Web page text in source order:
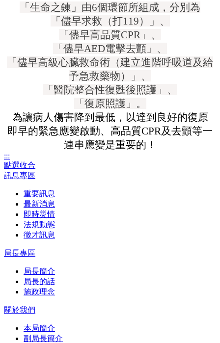
「生命之鍊」由6個環節所組成，分別為
「儘早求救（打119）」、
「儘早高品質CPR 」、
「儘早AED電擊去顫」、
「儘早高級心臟救命術（建立進階呼吸道及給
予急救藥物）」、
「醫院整合性復甦後照護」、
「復原照護」。
為讓病人傷害降到最低，以達到良好的復原
即早的緊急應變啟動、高品質CPR及去顫等一
連串應變是重要的！
:::
點選收合
訊息專區
重要訊息
最新消息
即時災情
法規動態
徵才訊息
局長專區
局長簡介
局長的話
施政理念
關於我們
本局簡介
副局長簡介